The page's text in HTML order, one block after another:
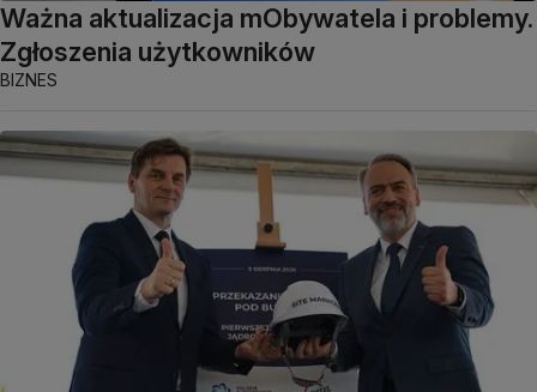
Ważna aktualizacja mObywatela i problemy.
Zgłoszenia użytkowników
BIZNES